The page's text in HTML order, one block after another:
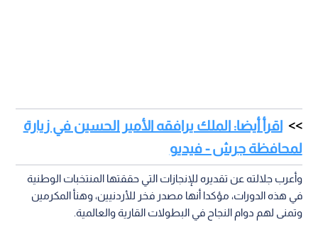
اقرأ أيضا: الملك يرافقه الأمير الحسين في زيارة
لمحافظة جرش - فيديو
وأعرب جلالته عن تقديره للإنجازات التي حققتها المنتخبات الوطنية
في هذه الدورات، مؤكدا أنها مصدر فخر للأردنيين، وهنأ المكرمين
وتمنى لهم دوام النجاح في البطولات القارية والعالمية.